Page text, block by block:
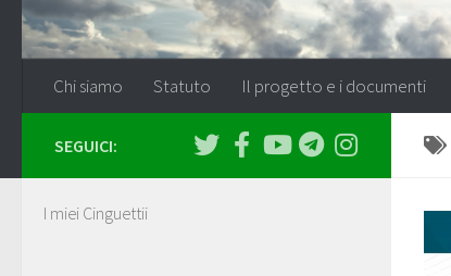
Chi siamo Statuto Il progetto e i documenti
SEGUICI:
I miei Cinguettii